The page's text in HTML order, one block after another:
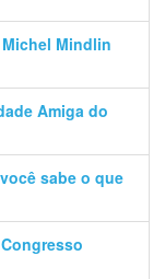
Mindlin
Amiga do
sabe o que